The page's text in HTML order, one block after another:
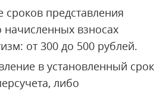
представления
начисленных взносах
от 300 до 500 рублей.
в установленный срок
либо